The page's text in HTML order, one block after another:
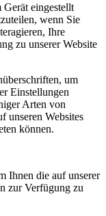
eingestellt
wenn Sie
Ihre
zu unserer Website
um
Einstellungen
Arten von
unseren Websites
können.
Ihnen die auf unserer
zur Verfügung zu